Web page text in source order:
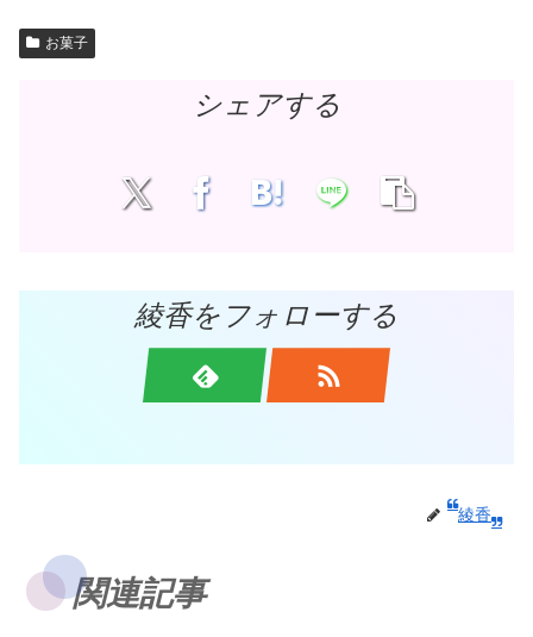
お菓子
シェアする
綾香をフォローする
綾香
関連記事